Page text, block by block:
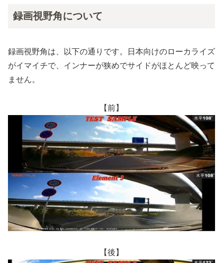
録画視野角について
録画視野角は、以下の通りです。日本向けのローカライズ
がイマイチで、インナーが狭めでサイドがほとんど映って
ません。
【前】
【後】